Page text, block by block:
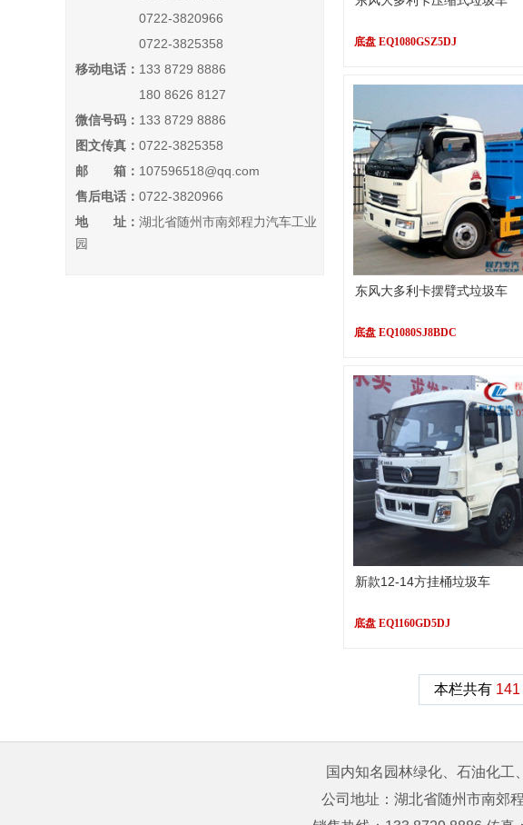
0722-3820966
0722-3825358
移动电话： 133 8729 8886
180 8626 8127
微信号码： 133 8729 8886
图文传真： 0722-3825358
邮 箱： 107596518@qq.com
售后电话： 0722-3820966
地 址： 湖北省随州市南郊程力汽车工业
园
底盘 EQ1080GSZ5DJ
东风大多利卡摆臂式垃圾车
底盘 EQ1080SJ8BDC
新款12-14方挂桶垃圾车
底盘 EQ1160GD5DJ
本栏共有 141
国内知名园林绿化、石油化工
公司地址：湖北省随州市南